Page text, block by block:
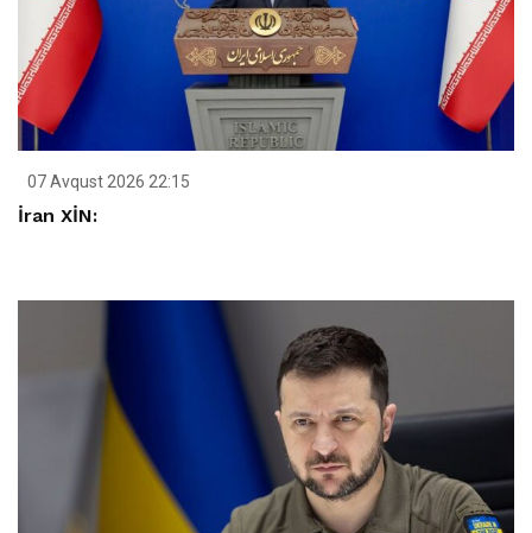
07 Avqust 2026 22:15
İran XİN: